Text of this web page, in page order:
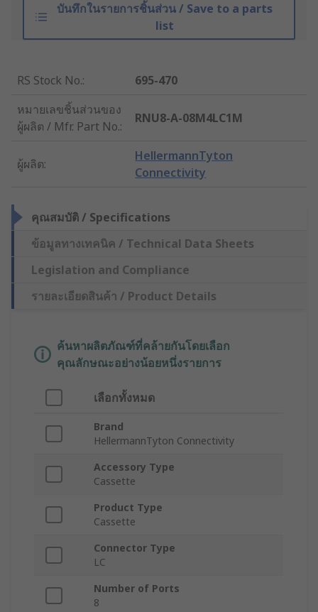
บันทึกในรายการชิ้นส่วน / Save to a parts
list
RS Stock No.:
695-470
หมายเลขชิ้นส่วนของ
ผู้ผลิต / Mfr. Part No.:
RNU8-A-08M4LC1M
ผู้ผลิต:
HellermannTyton
Connectivity
คุณสมบัติ / Specifications
ข้อมูลทางเทคนิค / Technical Data Sheets
Legislation and Compliance
รายละเอียดสินค้า / Product Details
ค้นหาผลิตภัณฑ์ที่คล้ายกันโดยเลือก
คุณลักษณะอย่างน้อยหนึ่งรายการ
เลือกทั้งหมด
Brand
HellermannTyton Connectivity
Accessory Type
Cassette
Product Type
Cassette
Connector Type
LC
Number of Ports
8